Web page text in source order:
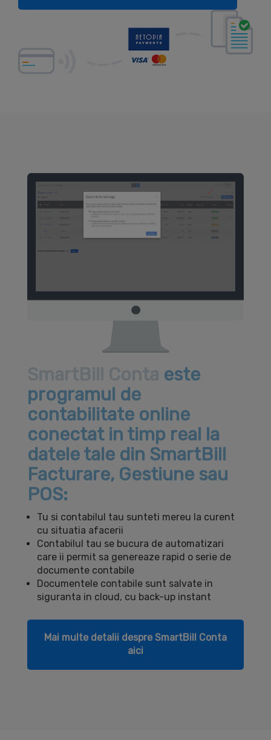
este
programul de
contabilitate online
conectat in timp real la
datele tale din SmartBill
Facturare, Gestiune sau
POS:
Tu si contabilul tau sunteti mereu la curent
cu situatia afacerii
Contabilul tau se bucura de automatizari
care ii permit sa genereaze rapid o serie de
documente contabile
Documentele contabile sunt salvate in
siguranta in cloud, cu back-up instant
Mai multe detalii despre SmartBill Conta
aici